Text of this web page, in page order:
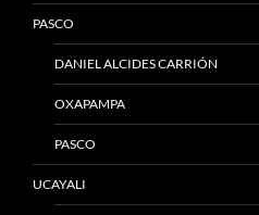
PASCO
DANIEL ALCIDES CARRIÓN
OXAPAMPA
PASCO
UCAYALI